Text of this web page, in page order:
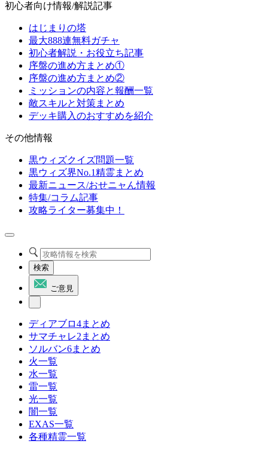
初心者向け情報/解説記事
はじまりの塔
最大888連無料ガチャ
初心者解説・お役立ち記事
序盤の進め方まとめ①
序盤の進め方まとめ②
ミッションの内容と報酬一覧
敵スキルと対策まとめ
デッキ購入のおすすめを紹介
その他情報
黒ウィズクイズ問題一覧
黒ウィズ界No.1精霊まとめ
最新ニュース/おせニャん情報
特集/コラム記事
攻略ライター募集中！
検索
ご意見
ディアブロ4まとめ
サマチャレ2まとめ
ソルバン6まとめ
火一覧
水一覧
雷一覧
光一覧
闇一覧
EXAS一覧
各種精霊一覧